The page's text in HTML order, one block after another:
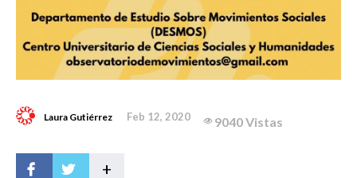
Laura Gutiérrez Feb 12, 2020 9040 Vistas
+